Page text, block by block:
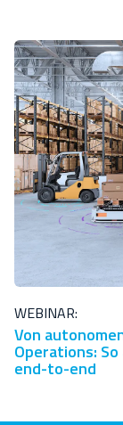
WEBINAR:
Von
Operations:
end-to-end